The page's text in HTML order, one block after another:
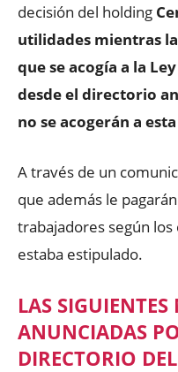
decisión del holding
utilidades mientras
que se acogía a la
desde el directorio
no se acogerán a
A través de un
que además le
trabajadores según
estaba estipulado.
LAS
ANUNCIADAS
DIRECTORIO